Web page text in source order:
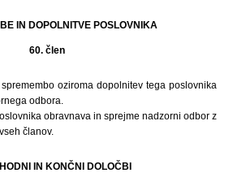
IN DOPOLNITVE POSLOVNIKA
60. člen
oziroma dopolnitev tega poslovnika
odbora.
obravnava in sprejme nadzorni odbor z
članov.
IN KONČNI DOLOČBI